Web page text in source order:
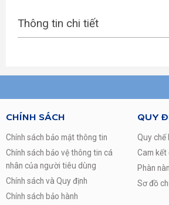
Nơi sản xuất:Thái Lan
Thông tin chi tiết
CHÍNH SÁCH
Chính sách bảo mật thông tin
Chính sách bảo vệ thông tin cá
nhân của người tiêu dùng
Chính sách và Quy định
Chính sách bảo hành
QUY
Quy chế
Cam kết
Phàn
Sơ đồ